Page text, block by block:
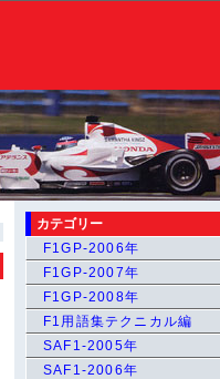
カテゴリー
F1GP-2006年
F1GP-2007年
F1GP-2008年
F1用語集テクニカル編
SAF1-2005年
SAF1-2006年